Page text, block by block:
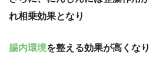
れ相乗効果となり
腸内環境を整える効果が高くなり